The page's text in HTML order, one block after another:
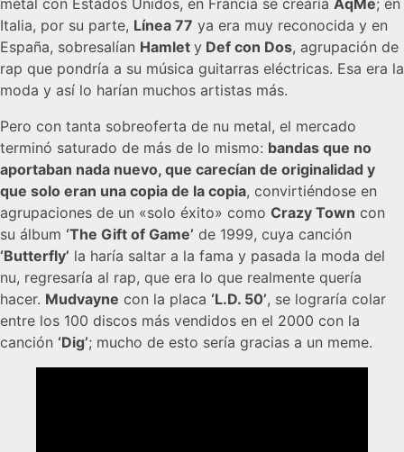
metal con Estados Unidos, en Francia se crearía AqMe; en
Italia, por su parte, Línea 77 ya era muy reconocida y en
España, sobresalían Hamlet y Def con Dos, agrupación de
rap que pondría a su música guitarras eléctricas. Esa era la
moda y así lo harían muchos artistas más.
Pero con tanta sobreoferta de nu metal, el mercado
terminó saturado de más de lo mismo: bandas que no
aportaban nada nuevo, que carecían de originalidad y
que solo eran una copia de la copia, convirtiéndose en
agrupaciones de un «solo éxito» como Crazy Town con
su álbum ‘The Gift of Game’ de 1999, cuya canción
‘Butterfly’ la haría saltar a la fama y pasada la moda del
nu, regresaría al rap, que era lo que realmente quería
hacer. Mudvayne con la placa ‘L.D. 50’, se lograría colar
entre los 100 discos más vendidos en el 2000 con la
canción ‘Dig’; mucho de esto sería gracias a un meme.